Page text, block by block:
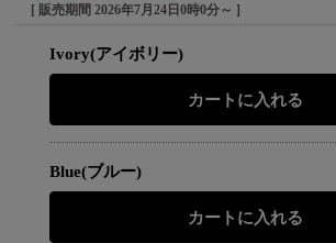
[ 販売期間2026年7月24日0時0分～ ]
Ivory(アイボリー)
Blue(ブルー)